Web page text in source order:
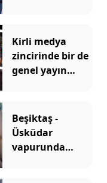
Kirli medya
zincirinde bir de
genel yayın
Beşiktaş -
Üsküdar
vapurunda